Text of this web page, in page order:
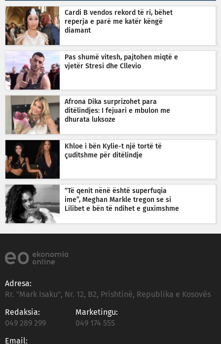
Cardi B vendos rekord të ri, bëhet
reperja e parë me katër këngë
diamant
Pas shumë vitesh, pajtohen miqtë e
vjetër Stresi dhe Cllevio
Afrona Dika surprizohet para
ditëlindjes: I fejuari e mbulon me
dhurata luksoze
Khloe i bën Kylie-t një tortë të
çuditshme për ditëlindje
“Të qenit nënë është superfuqia
ime”, Meghan Markle tregon se si
Lilibet e bën të ndihet e guximshme
Adresa:
Rr. "Mark Isaku", Nr. 12, B2, Prishtinë, Republika e Kosovës
Redaksia:
049 289 299
Marketingu:
049 174 555
Email: